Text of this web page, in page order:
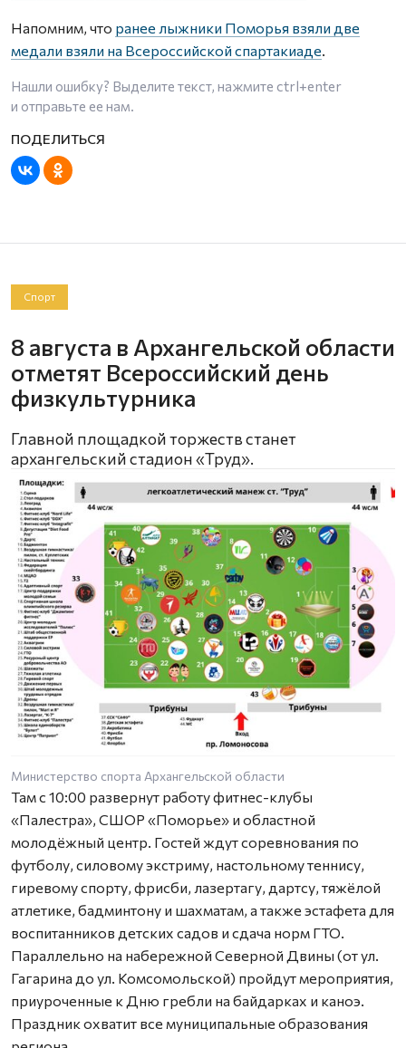
Напомним, что ранее лыжники Поморья взяли две
медали взяли на Всероссийской спартакиаде.
Нашли ошибку? Выделите текст, нажмите ctrl+enter
и отправьте ее нам.
Спорт
8 августа в Архангельской области
отметят Всероссийский день
физкультурника
Главной площадкой торжеств станет
архангельский стадион «Труд».
Министерство спорта Архангельской области
Там с 10:00 развернут работу фитнес-клубы
«Палестра», СШОР «Поморье» и областной
молодёжный центр. Гостей ждут соревнования по
футболу, силовому экстриму, настольному теннису,
гиревому спорту, фрисби, лазертагу, дартсу, тяжёлой
атлетике, бадминтону и шахматам, а также эстафета для
воспитанников детских садов и сдача норм ГТО.
Параллельно на набережной Северной Двины (от ул.
Гагарина до ул. Комсомольской) пройдут мероприятия,
приуроченные к Дню гребли на байдарках и каноэ.
Праздник охватит все муниципальные образования